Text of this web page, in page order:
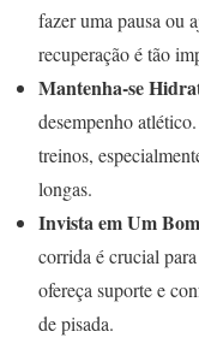
fazer uma pausa ou
recuperação é tão
Mantenha-se
desempenho
treinos,
longas.
Invista em Um
corrida é crucial
ofereça suporte e
de pisada.